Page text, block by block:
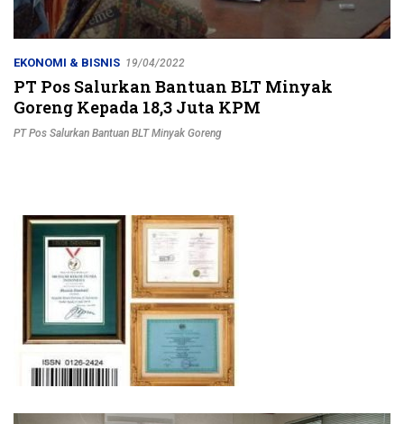
EKONOMI & BISNIS 19/04/2022
PT Pos Salurkan Bantuan BLT Minyak
Goreng Kepada 18,3 Juta KPM
PT Pos Salurkan Bantuan BLT Minyak Goreng